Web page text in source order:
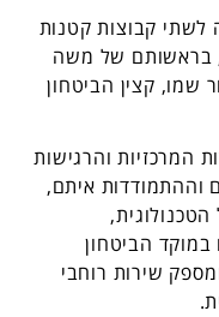
קבוצות קטנות
בראשותם של משה
שמו, קצין הביטחון
המרכזיות והרגישות
וההתמודדות איתם,
הביטחון
שירות רוחבי